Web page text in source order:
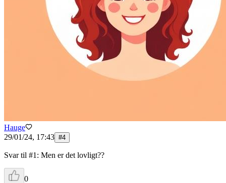
Hauge
29/01/24, 17:43 #4
Svar til #1: Men er det lovligt??
0